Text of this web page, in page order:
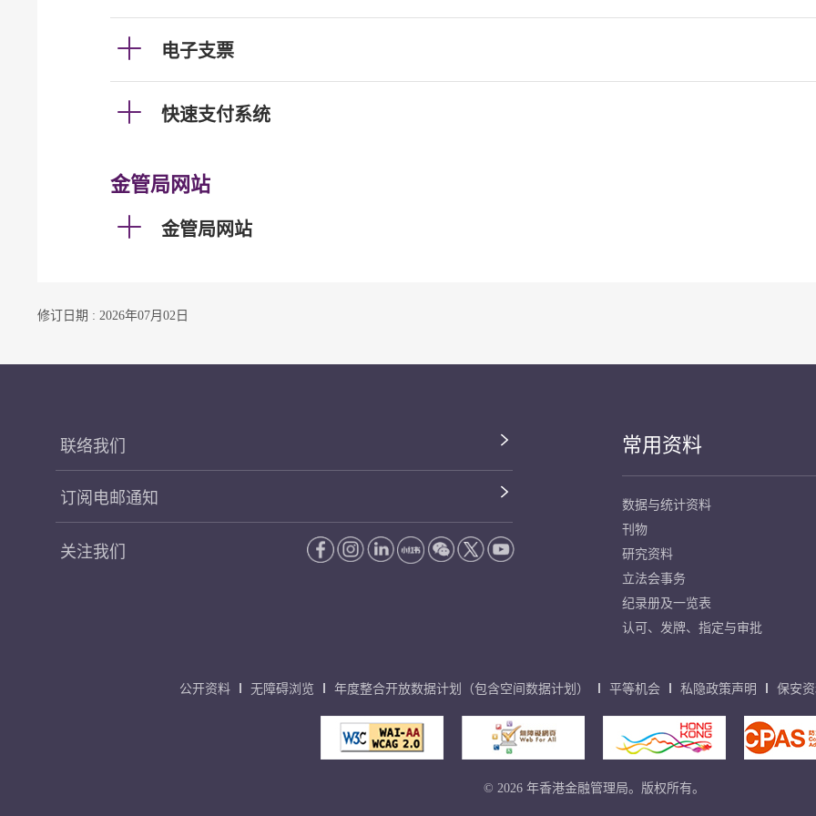
电子支票
快速支付系统
金管局网站
金管局网站
修订日期 : 2026年07月02日
联络我们
订阅电邮通知
关注我们
常用资料
数据与统计资料
刊物
研究资料
立法会事务
纪录册及一览表
认可、发牌、指定与审批
公开资料 无障碍浏览 年度整合开放数据计划（包含空间数据计划） 平等机会 私隐政策声明 保安
© 2026 年香港金融管理局。版权所有。